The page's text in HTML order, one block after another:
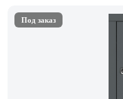
Под заказ